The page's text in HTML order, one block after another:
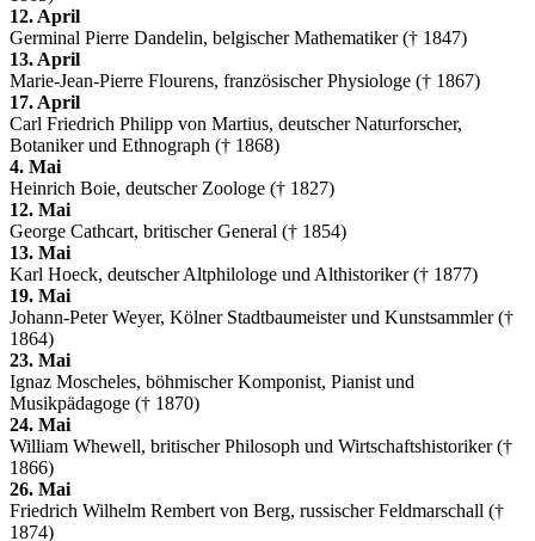
12. April
Germinal Pierre Dandelin, belgischer Mathematiker († 1847)
13. April
Marie-Jean-Pierre Flourens, französischer Physiologe († 1867)
17. April
Carl Friedrich Philipp von Martius, deutscher Naturforscher,
Botaniker und Ethnograph († 1868)
4. Mai
Heinrich Boie, deutscher Zoologe († 1827)
12. Mai
George Cathcart, britischer General († 1854)
13. Mai
Karl Hoeck, deutscher Altphilologe und Althistoriker († 1877)
19. Mai
Johann-Peter Weyer, Kölner Stadtbaumeister und Kunstsammler (†
1864)
23. Mai
Ignaz Moscheles, böhmischer Komponist, Pianist und
Musikpädagoge († 1870)
24. Mai
William Whewell, britischer Philosoph und Wirtschaftshistoriker (†
1866)
26. Mai
Friedrich Wilhelm Rembert von Berg, russischer Feldmarschall (†
1874)